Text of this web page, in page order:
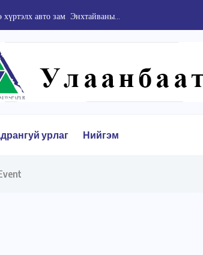
авто зам Энхтайваны...
урлаг Нийгэм